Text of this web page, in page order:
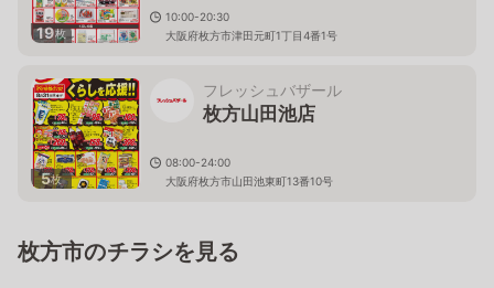
19枚
10:00-20:30
大阪府枚方市津田元町1丁目4番1号
5枚
フレッシュバザール
枚方山田池店
08:00-24:00
大阪府枚方市山田池東町13番10号
枚方市のチラシを見る